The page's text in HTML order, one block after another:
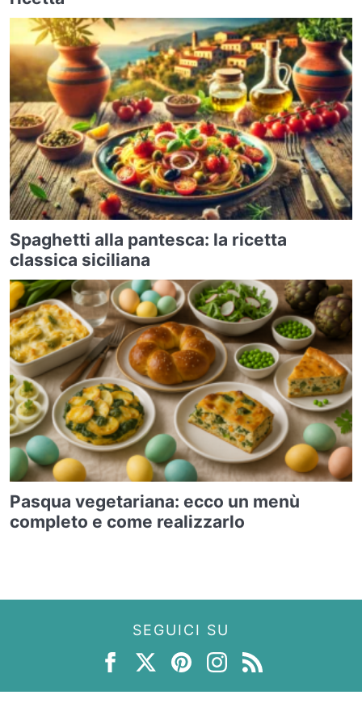
Spaghetti alla pantesca: la ricetta
classica siciliana
Pasqua vegetariana: ecco un menù
completo e come realizzarlo
SEGUICI SU